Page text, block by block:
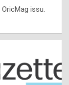
issu.